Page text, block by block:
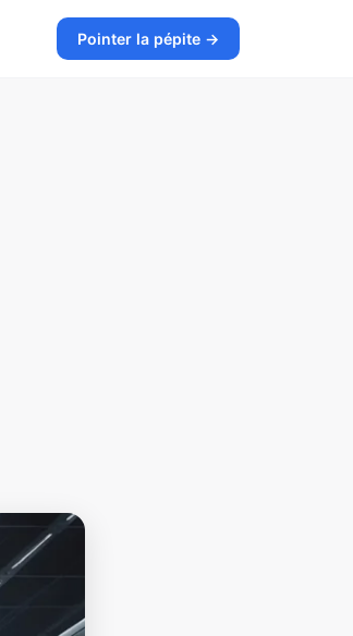
Pointer la pépite →